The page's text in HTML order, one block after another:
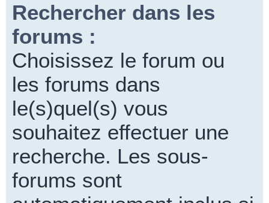
Rechercher dans les
forums :
Choisissez le forum ou
les forums dans
le(s)quel(s) vous
souhaitez effectuer une
recherche. Les sous-
forums sont